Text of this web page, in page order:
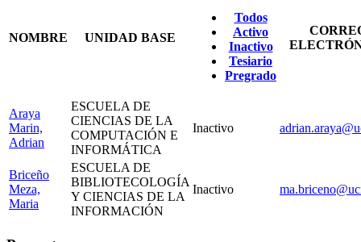
NOMBRE UNIDAD BASE
Todos
Activo
Inactivo
Tesiario
Pregrado
Araya
Marin,
Adrian
ESCUELA DE
CIENCIAS DE LA
COMPUTACIÓN E
INFORMÁTICA
Inactivo
Briceño
Meza,
Maria
ESCUELA DE
BIBLIOTECOLOGÍA
Y CIENCIAS DE LA
INFORMACIÓN
Inactivo